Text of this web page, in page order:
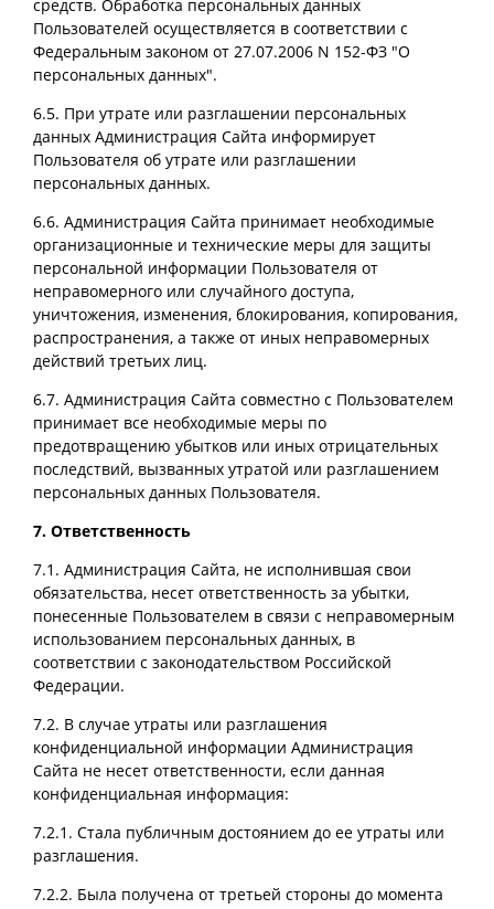
средств. Обработка персональных данных
Пользователей осуществляется в соответствии с
Федеральным законом от 27.07.2006 N 152-ФЗ "О
персональных данных".
6.5. При утрате или разглашении персональных
данных Администрация Сайта информирует
Пользователя об утрате или разглашении
персональных данных.
6.6. Администрация Сайта принимает необходимые
организационные и технические меры для защиты
персональной информации Пользователя от
неправомерного или случайного доступа,
уничтожения, изменения, блокирования, копирования,
распространения, а также от иных неправомерных
действий третьих лиц.
6.7. Администрация Сайта совместно с Пользователем
принимает все необходимые меры по
предотвращению убытков или иных отрицательных
последствий, вызванных утратой или разглашением
персональных данных Пользователя.
7. Ответственность
7.1. Администрация Сайта, не исполнившая свои
обязательства, несет ответственность за убытки,
понесенные Пользователем в связи с неправомерным
использованием персональных данных, в
соответствии с законодательством Российской
Федерации.
7.2. В случае утраты или разглашения
конфиденциальной информации Администрация
Сайта не несет ответственности, если данная
конфиденциальная информация:
7.2.1. Стала публичным достоянием до ее утраты или
разглашения.
7.2.2. Была получена от третьей стороны до момента